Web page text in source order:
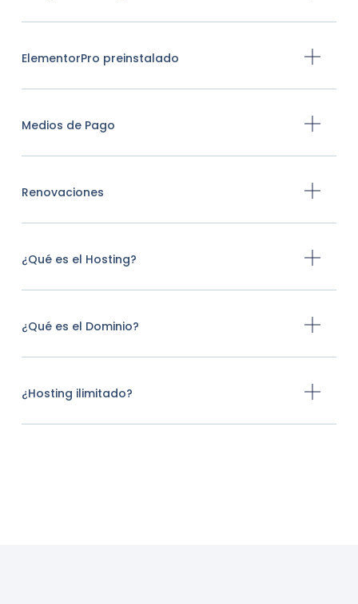
ElementorPro preinstalado
Medios de Pago
Renovaciones
¿Qué es el Hosting?
¿Qué es el Dominio?
¿Hosting ilimitado?